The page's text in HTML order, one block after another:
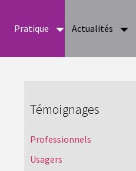
Pratique Actualités
Témoignages
Professionnels
Usagers